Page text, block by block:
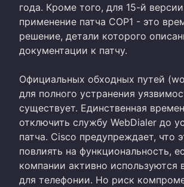
года. Кроме того, для 15-й
применение патча COP1 - это
решение, детали которого
документации к патчу.
Официальных обходных путей
для полного устранения
существует. Единственная
отключить службу WebDialer до
патча. Cisco предупреждает, что
повлиять на функциональность,
компании активно используются
для телефонии. Но риск